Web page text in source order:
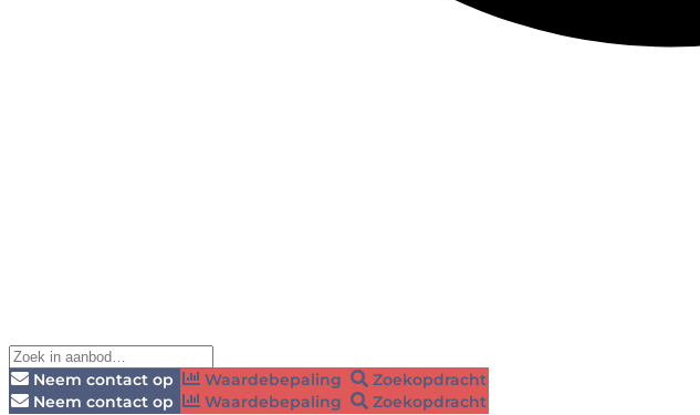
Neem contact op Waardebepaling
Zoekopdracht
Neem contact op
Waardebepaling Zoekopdracht